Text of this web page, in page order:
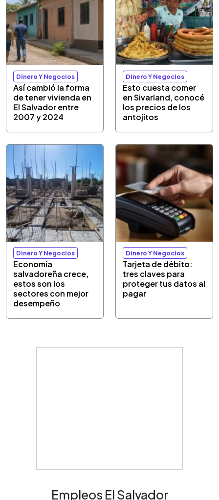
Dinero Y Negocios
Así cambió la forma
de tener vivienda en
El Salvador entre
2007 y 2024
Dinero Y Negocios
Esto cuesta comer
en Sivarland, conocé
los precios de los
antojitos
Dinero Y Negocios
Economía
salvadoreña crece,
estos son los
sectores con mejor
desempeño
Dinero Y Negocios
Tarjeta de débito:
tres claves para
proteger tus datos al
pagar
Empleos El Salvador